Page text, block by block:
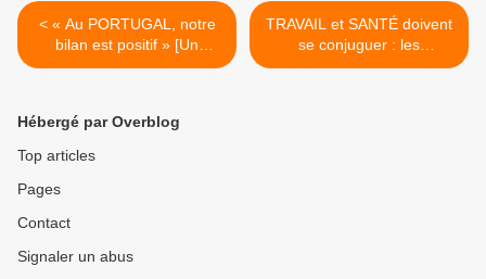
< « Au PORTUGAL, notre
bilan est positif » [Un
entretien avec Miguel
Portugais]
TRAVAIL et SANTÉ doivent
se conjuguer : les
PROPOSITIONS de la CGT
Hébergé par Overblog
Top articles
Pages
Contact
Signaler un abus